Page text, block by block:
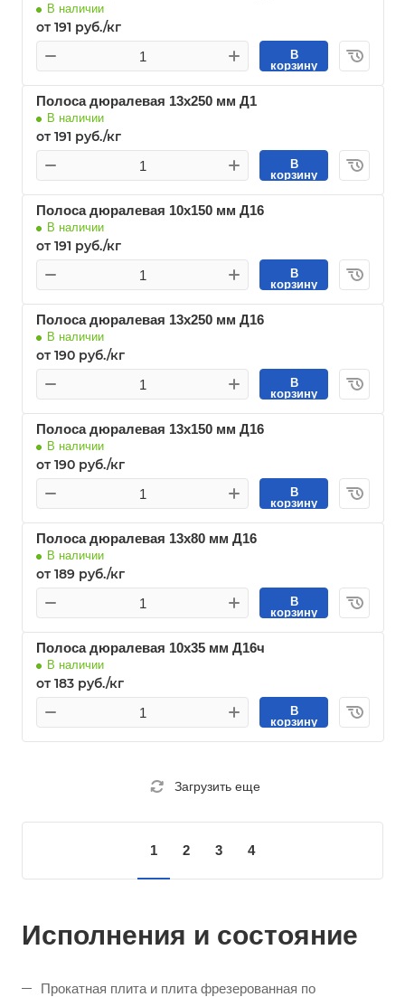
В наличии
от 191 руб./кг
В
корзину
Полоса дюралевая 13х250 мм Д1
В наличии
от 191 руб./кг
В
корзину
Полоса дюралевая 10х150 мм Д16
В наличии
от 191 руб./кг
В
корзину
Полоса дюралевая 13х250 мм Д16
В наличии
от 190 руб./кг
В
корзину
Полоса дюралевая 13х150 мм Д16
В наличии
от 190 руб./кг
В
корзину
Полоса дюралевая 13х80 мм Д16
В наличии
от 189 руб./кг
В
корзину
Полоса дюралевая 10х35 мм Д16ч
В наличии
от 183 руб./кг
В
корзину
Загрузить еще
1 2 3 4
Исполнения и состояние
Прокатная плита и плита фрезерованная по